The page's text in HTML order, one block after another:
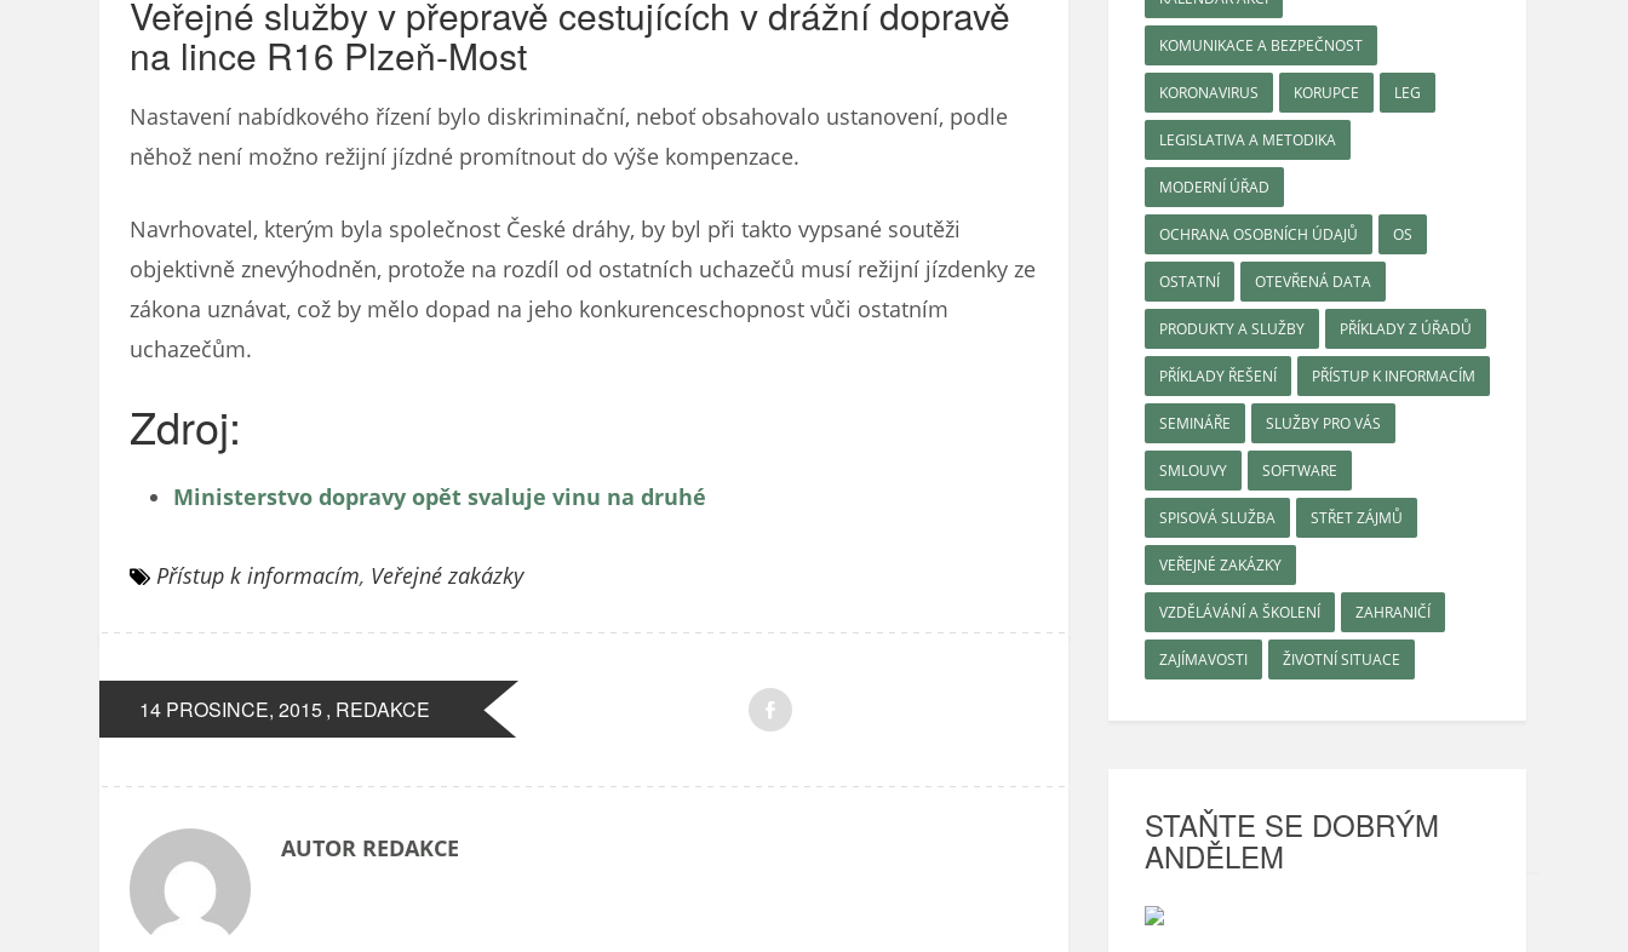
Veřejné služby v přepravě cestujících v drážní dopravě
na lince R16 Plzeň-Most
Nastavení nabídkového řízení bylo diskriminační, neboť obsahovalo ustanovení, podle
něhož není možno režijní jízdné promítnout do výše kompenzace.
Navrhovatel, kterým byla společnost České dráhy, by byl při takto vypsané soutěži
objektivně znevýhodněn, protože na rozdíl od ostatních uchazečů musí režijní jízdenky ze
zákona uznávat, což by mělo dopad na jeho konkurenceschopnost vůči ostatním
uchazečům.
Zdroj:
Ministerstvo dopravy opět svaluje vinu na druhé
Přístup k informacím, Veřejné zakázky
14 PROSINCE, 2015, REDAKCE
AUTOR REDAKCE
KOMUNIKACE A BEZPEČNOST
KORONAVIRUS KORUPCE LEG
LEGISLATIVA A METODIKA
MODERNÍ ÚŘAD
OCHRANA OSOBNÍCH ÚDAJŮ OS
OSTATNÍ OTEVŘENÁ DATA
PRODUKTY A SLUŽBY PŘÍKLADY Z ÚŘADŮ
PŘÍKLADY ŘEŠENÍ PŘÍSTUP K INFORMACÍM
SEMINÁŘE SLUŽBY PRO VÁS
SMLOUVY SOFTWARE
SPISOVÁ SLUŽBA STŘET ZÁJMŮ
VEŘEJNÉ ZAKÁZKY
VZDĚLÁVÁNÍ A ŠKOLENÍ ZAHRANIČÍ
ZAJÍMAVOSTI ŽIVOTNÍ SITUACE
STAŇTE SE DOBRÝM
ANDĚLEM